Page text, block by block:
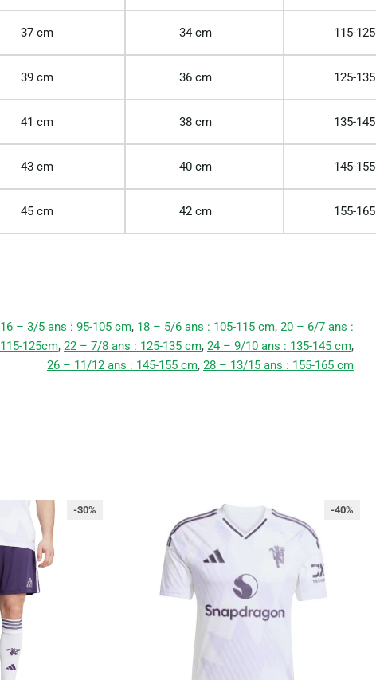
37 cm 34 cm 115-125
39 cm 36 cm 125-135
41 cm 38 cm 135-145
43 cm 40 cm 145-155
45 cm 42 cm 155-165
16 – 3/5 ans : 95-105 cm, 18 – 5/6 ans : 105-115 cm, 20 – 6/7 ans :
115-125cm, 22 – 7/8 ans : 125-135 cm, 24 – 9/10 ans : 135-145 cm,
26 – 11/12 ans : 145-155 cm, 28 – 13/15 ans : 155-165 cm
-30% -40%